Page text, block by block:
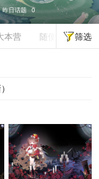
昨日话题 0
本营 随便聊聊筛选